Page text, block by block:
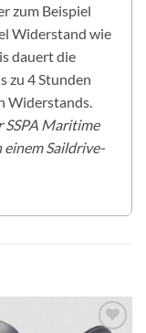
zum Beispiel
Widerstand wie
dauert die
zu 4 Stunden
Widerstands.
SSPA Maritime
Saildrive-